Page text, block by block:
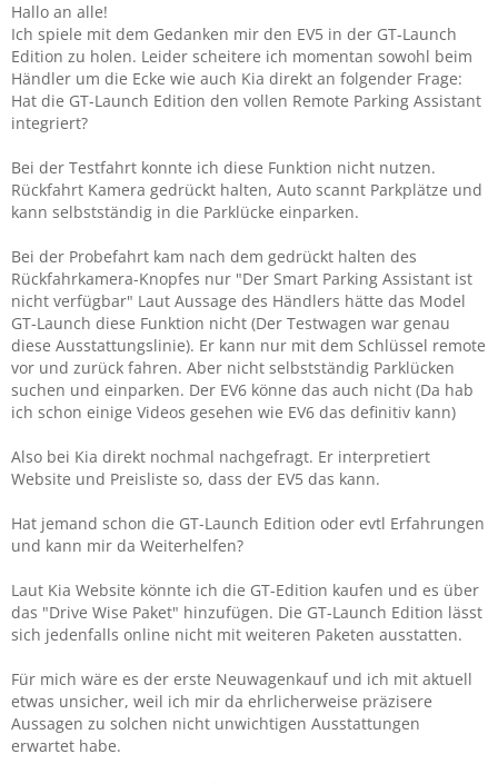
Hallo an alle!
Ich spiele mit dem Gedanken mir den EV5 in der GT-Launch
Edition zu holen. Leider scheitere ich momentan sowohl beim
Händler um die Ecke wie auch Kia direkt an folgender Frage:
Hat die GT-Launch Edition den vollen Remote Parking Assistant
integriert?
Bei der Testfahrt konnte ich diese Funktion nicht nutzen.
Rückfahrt Kamera gedrückt halten, Auto scannt Parkplätze und
kann selbstständig in die Parklücke einparken.
Bei der Probefahrt kam nach dem gedrückt halten des
Rückfahrkamera-Knopfes nur "Der Smart Parking Assistant ist
nicht verfügbar" Laut Aussage des Händlers hätte das Model
GT-Launch diese Funktion nicht (Der Testwagen war genau
diese Ausstattungslinie). Er kann nur mit dem Schlüssel remote
vor und zurück fahren. Aber nicht selbstständig Parklücken
suchen und einparken. Der EV6 könne das auch nicht (Da hab
ich schon einige Videos gesehen wie EV6 das definitiv kann)
Also bei Kia direkt nochmal nachgefragt. Er interpretiert
Website und Preisliste so, dass der EV5 das kann.
Hat jemand schon die GT-Launch Edition oder evtl Erfahrungen
und kann mir da Weiterhelfen?
Laut Kia Website könnte ich die GT-Edition kaufen und es über
das "Drive Wise Paket" hinzufügen. Die GT-Launch Edition lässt
sich jedenfalls online nicht mit weiteren Paketen ausstatten.
Für mich wäre es der erste Neuwagenkauf und ich mit aktuell
etwas unsicher, weil ich mir da ehrlicherweise präzisere
Aussagen zu solchen nicht unwichtigen Ausstattungen
erwartet habe.